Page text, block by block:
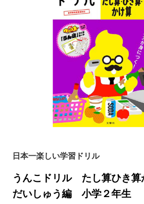
日本一楽しい学習ドリル
うんこドリル たし算ひき
だいしゅう編 小学２年生